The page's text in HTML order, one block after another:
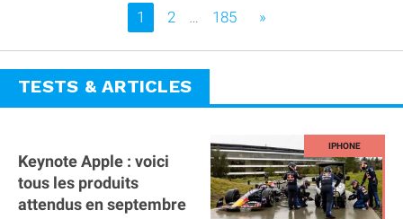
Vous êtes sur la page
1 2 … 185 »
TESTS & ARTICLES
Keynote Apple : voici
tous les produits
attendus en septembre